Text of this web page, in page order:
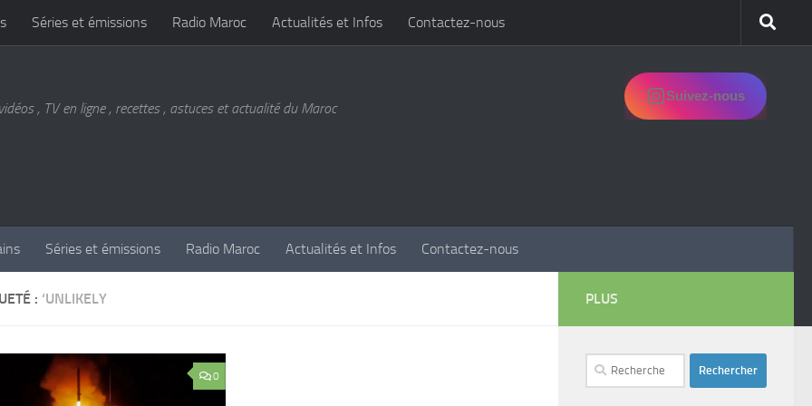
Séries et émissions Radio Maroc Actualités et Infos Contactez-nous
, TV en ligne , recettes , astuces et actualité du Maroc
Suivez-nous
Séries et émissions Radio Maroc Actualités et Infos Contactez-nous
: ‘UNLIKELY
0
PLUS
Rechercher :